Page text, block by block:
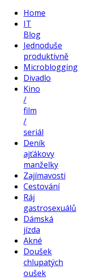
Home
IT
Blog
Jednoduše
produktivně
Microblogging
Divadlo
Kino
/
film
/
seriál
Deník
ajťákovy
manželky
Zajímavosti
Cestování
Ráj
gastrosexuálů
Dámská
jízda
Akné
Doušek
chlupatých
oušek